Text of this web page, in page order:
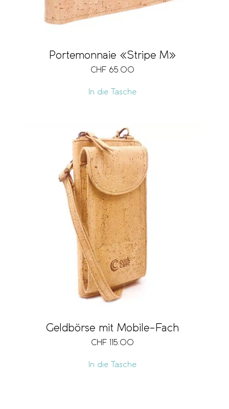
Portemonnaie «Stripe M»
CHF 65.00
In die Tasche
Geldbörse mit Mobile-Fach
CHF 115.00
In die Tasche